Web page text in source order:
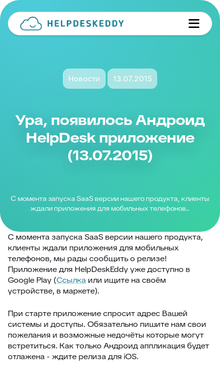
Новости 13.07.2015
Ура, появилось Андроид
HelpDesk приложение
(13.07.2015)
С момента запуска SaaS версии нашего продукта, клиенты
ждали приложения для мобильных телефонов..
С момента запуска SaaS версии нашего продукта,
клиенты ждали приложения для мобильных
телефонов, мы рады сообщить о релизе!
Приложение для HelpDeskEddy уже доступно в
Google Play (Ссылка или ищите на своём
устройстве, в маркете).
При старте приложение спросит адрес Вашей
системы и доступы. Обязательно пишите нам свои
пожелания и возможные недочёты которые могут
встретиться. Как только Андроид аппликация будет
отлажена - ждите релиза для iOS.